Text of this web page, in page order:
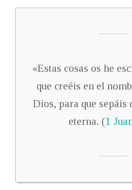
«Estas cosas os he
que creéis en el
Dios, para que sepáis
eterna. (1